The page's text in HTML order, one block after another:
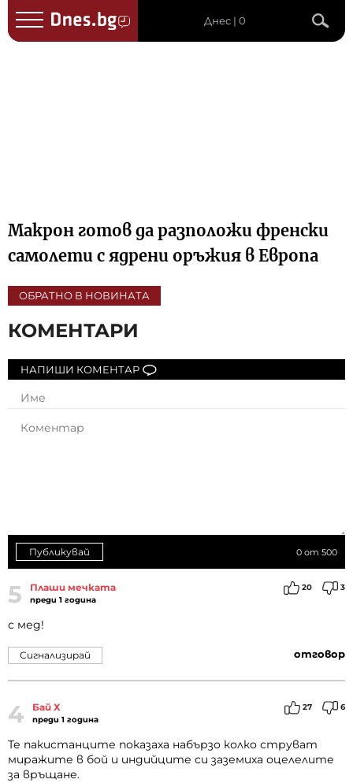
Днес | 0
Макрон готов да разположи френски
самолети с ядрени оръжия в Европа
ОБРАТНО В НОВИНАТА
КОМЕНТАРИ
НАПИШИ КОМЕНТАР
0 от 500
Публикувай
5 Плаши мечката
преди 1 година
20 3
с мед!
отговор
Сигнализирай
4 Бай Х
преди 1 година
27 6
Те пакистанците показаха набързо колко струват
миражите в бой и индийците си заземиха оцелелите
за връщане.